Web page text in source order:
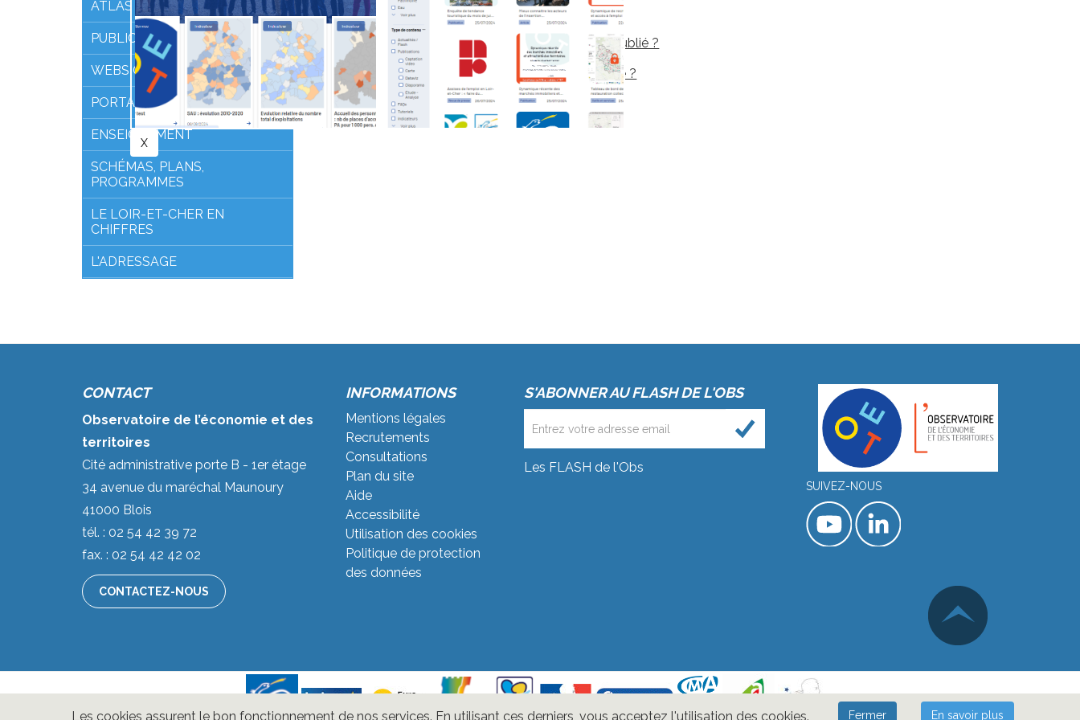
Mot de passe oublié ?
Identifiant oublié ?
ATLAS
PUBLICATIONS
WEBSIG PILOTE41
PORTAIL CARTOGRAPHIQUE
ENSEIGNEMENT
SCHÉMAS, PLANS,
PROGRAMMES
LE LOIR-ET-CHER EN
CHIFFRES
L'ADRESSAGE
CONTACT
Observatoire de l’économie et des
territoires
Cité administrative porte B - 1er étage
34 avenue du maréchal Maunoury
41000 Blois
tél. : 02 54 42 39 72
fax. : 02 54 42 42 02
CONTACTEZ-NOUS
INFORMATIONS
Mentions légales
Recrutements
Consultations
Plan du site
Aide
Accessibilité
Utilisation des cookies
Politique de protection
des données
S'ABONNER AU FLASH DE L'OBS
Les FLASH de l'Obs
SUIVEZ-NOUS
Les cookies assurent le bon fonctionnement de nos services. En utilisant ces derniers, vous acceptez l'utilisation des cookies. Fermer En savoir plus